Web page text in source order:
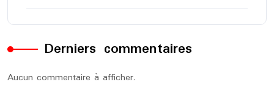
Derniers commentaires
Aucun commentaire à afficher.